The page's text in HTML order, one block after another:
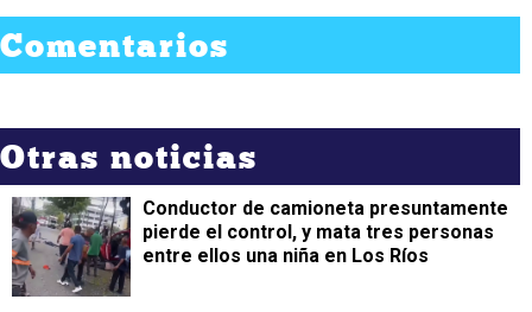
Comentarios
Otras noticias
Conductor de camioneta presuntamente
pierde el control, y mata tres personas
entre ellos una niña en Los Ríos